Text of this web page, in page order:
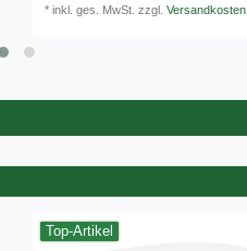
*inkl. ges. MwSt. zzgl.Versandkosten
Top-Artikel